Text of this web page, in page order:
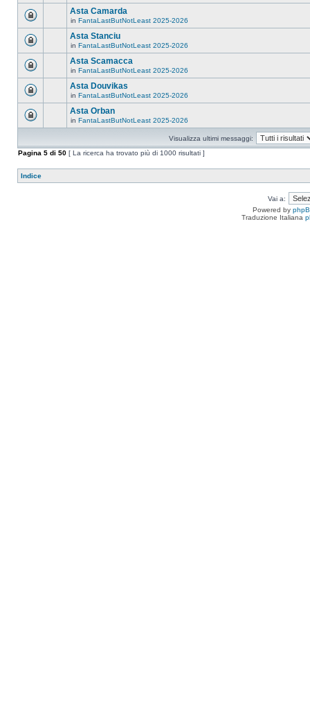
Asta Camarda
in FantaLastButNotLeast 2025-2026
Asta Stanciu
in FantaLastButNotLeast 2025-2026
Asta Scamacca
in FantaLastButNotLeast 2025-2026
Asta Douvikas
in FantaLastButNotLeast 2025-2026
Asta Orban
in FantaLastButNotLeast 2025-2026
Visualizza ultimi messaggi:
Pagina 5 di 50 [ La ricerca ha trovato più di 1000 risultati ]
Indice
Vai a:
Powered by
Traduzione Italiana